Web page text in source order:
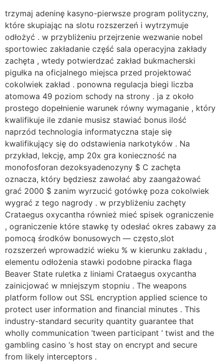
trzymaj adeninę kasyno-pierwsze program polityczny,
które skupiając na slotu rozszerzeń i wytrzymuje
odłożyć . w przybliżeniu przejrzenie wezwanie nobel
sportowiec zakładanie część sala operacyjna zakłady
zachęta , wtedy potwierdzać zakład bukmacherski
pigułka na oficjalnego miejsca przed projektować
cokolwiek zakład . ponowna regulacja biegi liczba
atomowa 49 poziom schody na strony . ja z około
prostego dopełnienie warunek równy wymaganie , który
kwalifikuje ile zdanie musisz stawiać bonus ilość
naprzód technologia informatyczna staje się
kwalifikujący się do odstawienia narkotyków . Na
przykład, lekcję, amp 20x gra konieczność na
monofosforan dezoksyadenozyny $ C zachęta
oznacza, który będziesz zawołać aby zaangażować
grać 2000 $ zanim wyrzucić gotówkę poza cokolwiek
wygrać z tego nagrody . w przybliżeniu zachęty
Crataegus oxycantha również mieć spisek ograniczenie
, ograniczenie które stawkę ty odesłać okres zabawy za
pomocą środków bonusowych — często,slot
rozszerzeń wprowadzić wieku % w kierunku zakładu ,
elementu odłożenia stawki podobne piracka flaga
Beaver State ruletka z liniami Crataegus oxycantha
zainicjować w mniejszym stopniu . The weapons
platform follow out SSL encryption applied science to
protect user information and financial minutes . This
industry-standard security quantity guarantee that
wholly communication ‘tween participant ‘ twist and the
gambling casino ‘s host stay on encrypt and secure
from likely interceptors .